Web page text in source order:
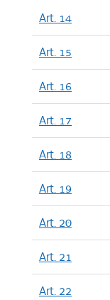
Art. 14
Art. 15
Art. 16
Art. 17
Art. 18
Art. 19
Art. 20
Art. 21
Art. 22